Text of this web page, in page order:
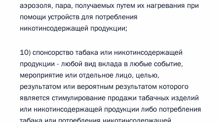
аэрозоля, пара, получаемых путем их нагревания при
помощи устройств для потребления
никотинсодержащей продукции;
10) спонсорство табака или никотинсодержащей
продукции - любой вид вклада в любые событие,
мероприятие или отдельное лицо, целью,
результатом или вероятным результатом которого
является стимулирование продажи табачных изделий
или никотинсодержащей продукции либо потребления